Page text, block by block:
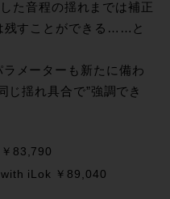
た音程の揺れまでは補正
残すことができる……と
メーターも新たに備わ
じ揺れ具合で”強調でき
83,790
iLok ￥89,040